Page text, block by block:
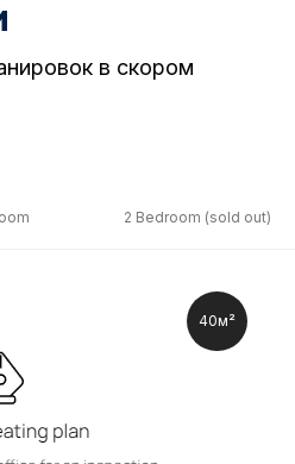
в скором
2 Bedroom (sold out)
40м²